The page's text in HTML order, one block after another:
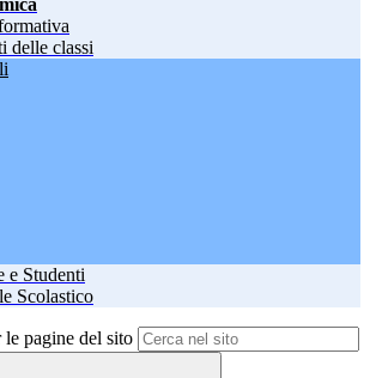
delle classi
e Studenti
Scolastico
pagine del sito